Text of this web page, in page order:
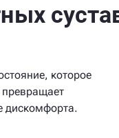
которое
превращает
дискомфорта.